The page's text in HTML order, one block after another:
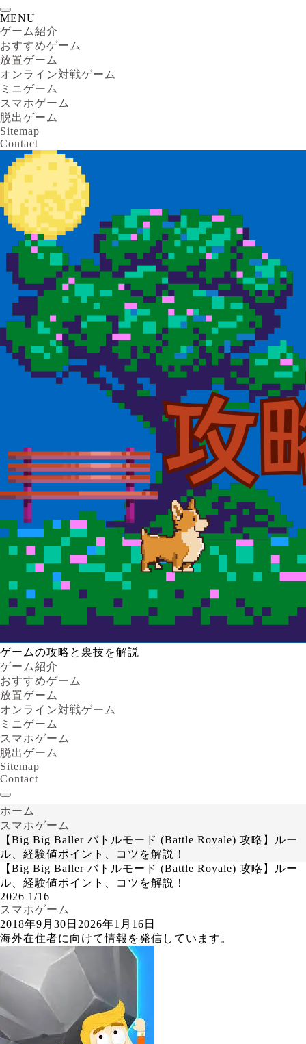
MENU
ゲーム紹介
おすすめゲーム
放置ゲーム
オンライン対戦ゲーム
ミニゲーム
スマホゲーム
脱出ゲーム
Sitemap
Contact
ゲームの攻略と裏技を解説
ゲーム紹介
おすすめゲーム
放置ゲーム
オンライン対戦ゲーム
ミニゲーム
スマホゲーム
脱出ゲーム
Sitemap
Contact
ホーム
スマホゲーム
【Big Big Baller バトルモード (Battle Royale) 攻略】ルー
ル、経験値ポイント、コツを解説！
【Big Big Baller バトルモード (Battle Royale) 攻略】ルー
ル、経験値ポイント、コツを解説！
2026 1/16
スマホゲーム
2018年9月30日 2026年1月16日
海外在住者に向けて情報を発信しています。